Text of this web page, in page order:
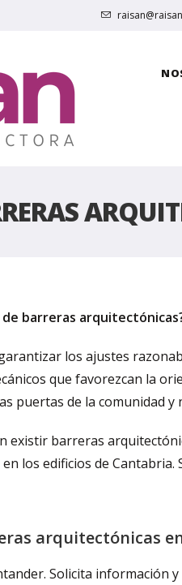
barreras
los ajustes
que favorezcan la
puertas de la comunidad
existir barreras
los edificios de
arquitectónicas
Solicita